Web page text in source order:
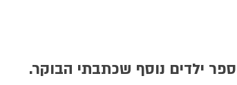
ספר ילדים נוסף שכתבתי הבוקר.